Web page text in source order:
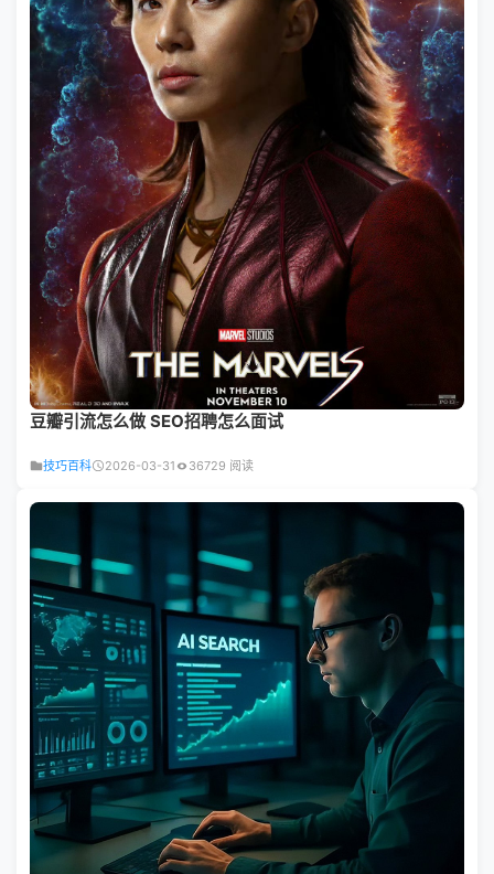
豆瓣引流怎么做 SEO招聘怎么面试
技巧百科 2026-03-31 36729 阅读